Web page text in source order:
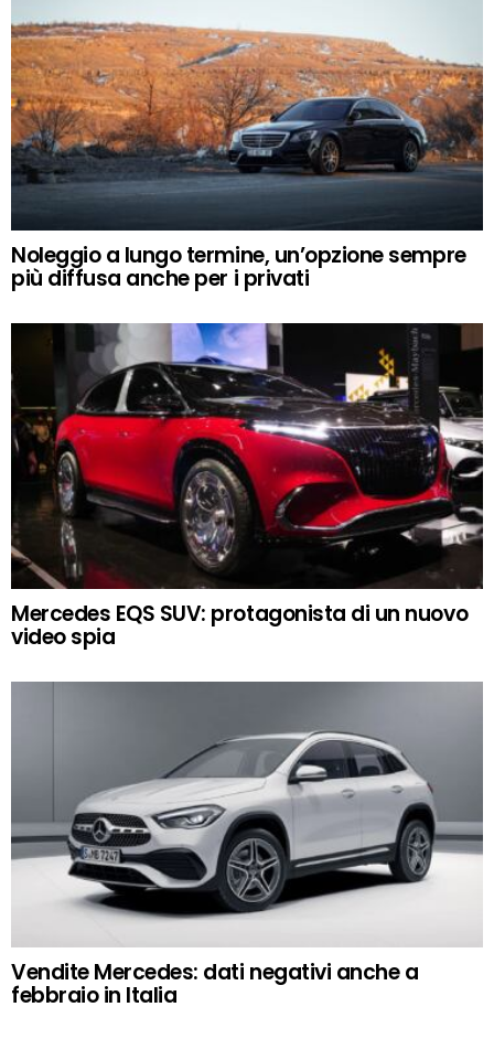
Noleggio a lungo termine, un’opzione sempre
più diffusa anche per i privati
Mercedes EQS SUV: protagonista di un nuovo
video spia
Vendite Mercedes: dati negativi anche a
febbraio in Italia